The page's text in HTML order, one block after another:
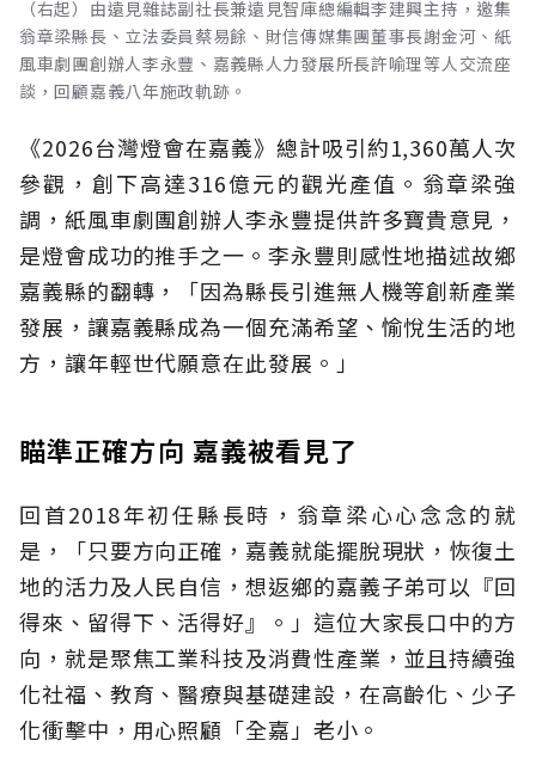
（右起）由遠見雜誌副社長兼遠見智庫總編輯李建興主持，邀集
翁章梁縣長、立法委員蔡易餘、財信傳媒集團董事長謝金河、紙
風車劇團創辦人李永豐、嘉義縣人力發展所長許喻理等人交流座
談，回顧嘉義八年施政軌跡。
《2026台灣燈會在嘉義》總計吸引約1,360萬人次
參觀，創下高達316億元的觀光產值。翁章梁強
調，紙風車劇團創辦人李永豐提供許多寶貴意見，
是燈會成功的推手之一。李永豐則感性地描述故鄉
嘉義縣的翻轉，「因為縣長引進無人機等創新產業
發展，讓嘉義縣成為一個充滿希望、愉悅生活的地
方，讓年輕世代願意在此發展。」
瞄準正確方向 嘉義被看見了
回首2018年初任縣長時，翁章梁心心念念的就
是，「只要方向正確，嘉義就能擺脫現狀，恢復土
地的活力及人民自信，想返鄉的嘉義子弟可以『回
得來、留得下、活得好』。」這位大家長口中的方
向，就是聚焦工業科技及消費性產業，並且持續強
化社福、教育、醫療與基礎建設，在高齡化、少子
化衝擊中，用心照顧「全嘉」老小。